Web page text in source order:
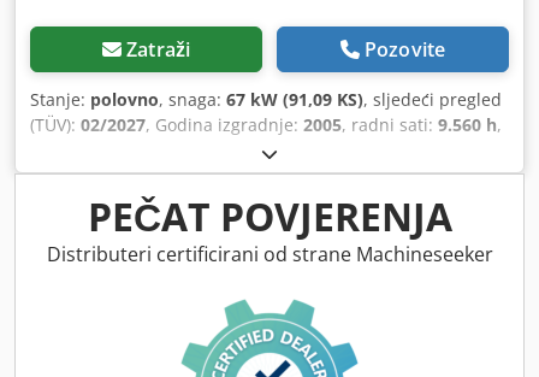
Zatraži Pozovite
Stanje: polovno, snaga: 67 kW (91,09 KS), sljedeći pregled
(TÜV): 02/2027, Godina izgradnje: 2005, radni sati: 9.560 h,
kabina, klima-uređaj, pogon na sve točkove
PEČAT POVJERENJA
Distributeri certificirani od strane Machineseeker